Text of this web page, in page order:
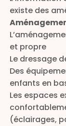
existe des
et propre
Le dressage
Des
enfants en
Les espaces
(éclairages,